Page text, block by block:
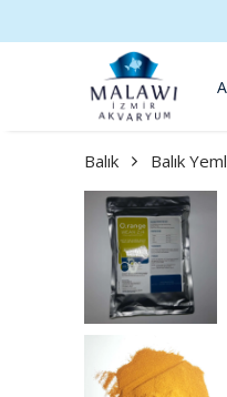
Balık Balık